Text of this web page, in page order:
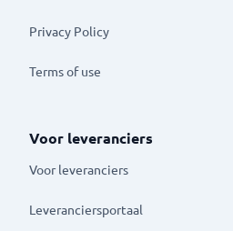
Privacy Policy
Terms of use
Voor leveranciers
Voor leveranciers
Leveranciersportaal